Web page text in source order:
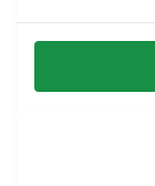
tels que...